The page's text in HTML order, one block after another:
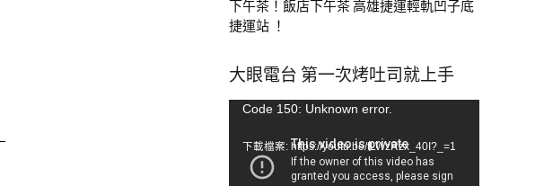
下午茶！飯店下午茶 高雄捷運輕軌凹子底
捷運站 ！
大眼電台 第一次烤吐司就上手
視Code 150: Unknown error.
下載檔案: https://youtu.be/tLWzRzx_40I?_=1